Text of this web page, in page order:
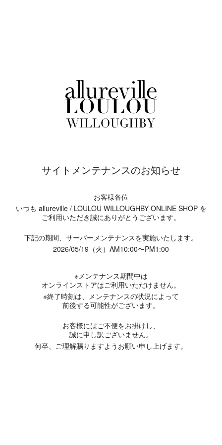
サイトメンテナンスのお知らせ
お客様各位
いつも allureville / LOULOU WILLOUGHBY ONLINE SHOP を
ご利用いただき誠にありがとうございます。
下記の期間、サーバーメンテナンスを実施いたします。
2026/05/19（火）AM10:00〜PM1:00
※メンテナンス期間中は
オンラインストアはご利用いただけません。
※終了時刻は、メンテナンスの状況によって
前後する可能性がございます。
お客様にはご不便をお掛けし、
誠に申し訳ございません。
何卒、ご理解賜りますようお願い申し上げます。